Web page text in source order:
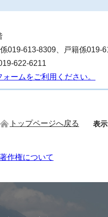
019-613-8309、戸籍係019-
622-6211
ームをご利用ください。
トップページへ戻る 表示
著作権について